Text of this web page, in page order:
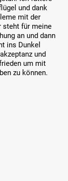
und dank
mit der
steht für meine
an und dann
ins Dunkel
und
um mit
zu können.